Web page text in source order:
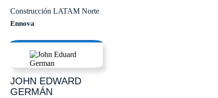
Construcción LATAM Norte
Ennova
JOHN EDWARD
GERMÁN